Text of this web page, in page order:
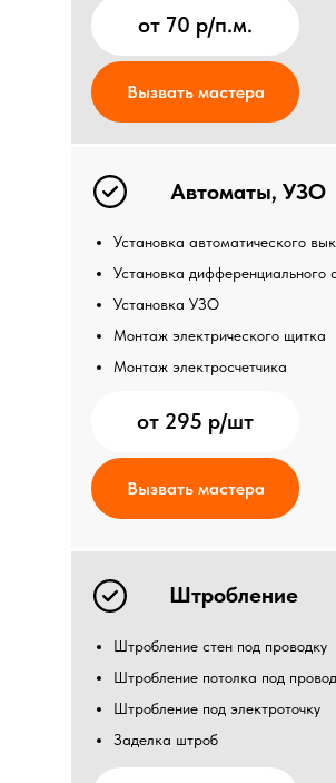
от 70 р/п.м.
Вызвать мастера
от 295 р/шт
Вызвать мастера
Автоматы, УЗО
Установка автоматического
Установка дифференциального
Установка УЗО
Монтаж электрического щитка
Монтаж электросчетчика
Штробление
Штробление стен под проводку
Штробление потолка под
Штробление под электроточку
Заделка штроб